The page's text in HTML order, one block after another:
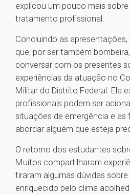
explicou um pouco mais
tratamento profissional.
Concluindo as
que, por ser também
conversar com os presentes
experiências da atuação no
Militar do Distrito Federal. Ela
profissionais podem ser
situações de emergência e as
abordar alguém que esteja
O retorno dos estudantes
Muitos compartilharam
tiraram algumas dúvidas
enriquecido pelo clima